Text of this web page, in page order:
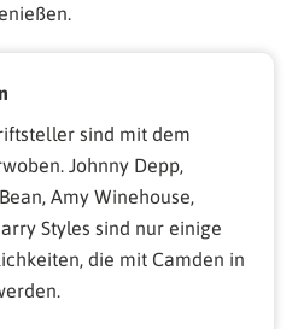
sind mit dem
Johnny Depp,
Amy Winehouse,
Styles sind nur einige
die mit Camden in